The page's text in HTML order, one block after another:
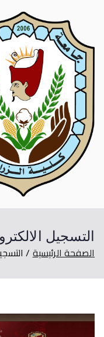
التسجيل
الصفحة الرئيسية